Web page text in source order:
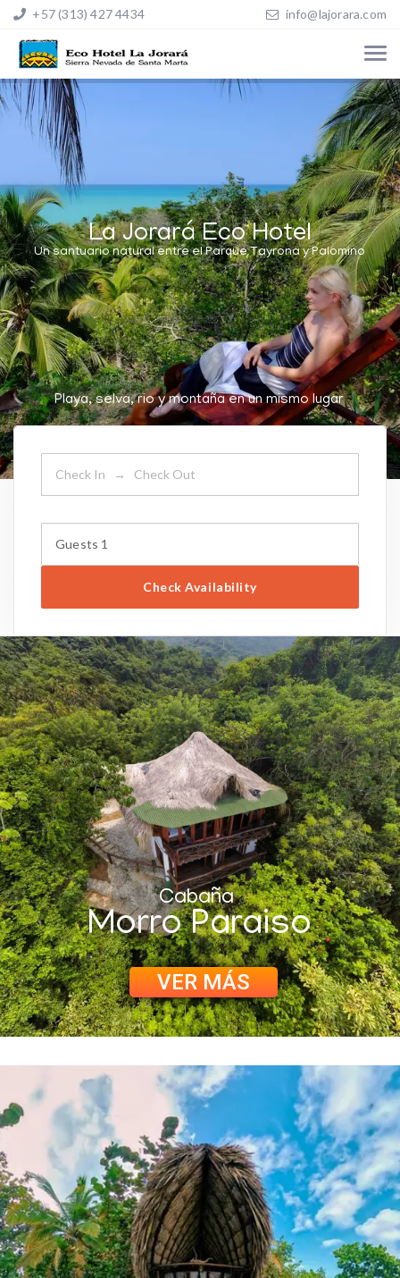
+57 (313) 427 4434 info@lajorara.com
La Jorará Eco Hotel
Un santuario natural entre el Parque Tayrona y Palomino
Playa, selva, rio y montaña en un mismo lugar
Guests 1
Check Availability
Morro Paraiso
Cabaña